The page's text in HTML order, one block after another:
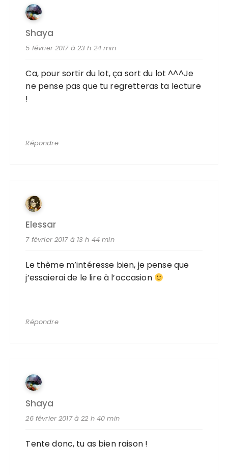
Shaya
5 février 2017 à 23 h 24 min
Ca, pour sortir du lot, ça sort du lot ^^^Je
ne pense pas que tu regretteras ta lecture
!
Répondre
Elessar
7 février 2017 à 13 h 44 min
Le thème m’intéresse bien, je pense que
j’essaierai de le lire à l’occasion
Répondre
Shaya
26 février 2017 à 22 h 40 min
Tente donc, tu as bien raison !